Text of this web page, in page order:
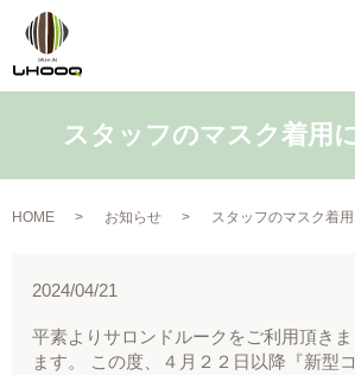
スタッフのマスク着用
HOME お知らせ スタッフのマスク着
2024/04/21
平素よりサロンドルークをご利用頂き
ます。 この度、４月２２日以降『新型